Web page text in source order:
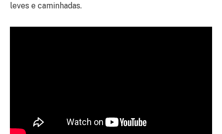
leves e caminhadas.